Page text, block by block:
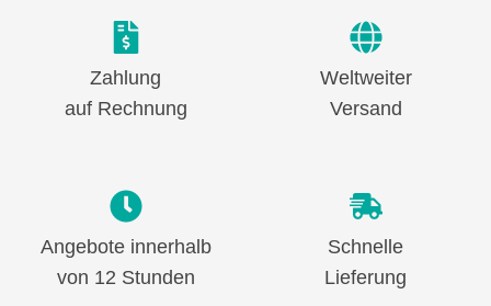
Zahlung
auf Rechnung
Weltweiter
Versand
Angebote innerhalb
von 12 Stunden
Schnelle
Lieferung